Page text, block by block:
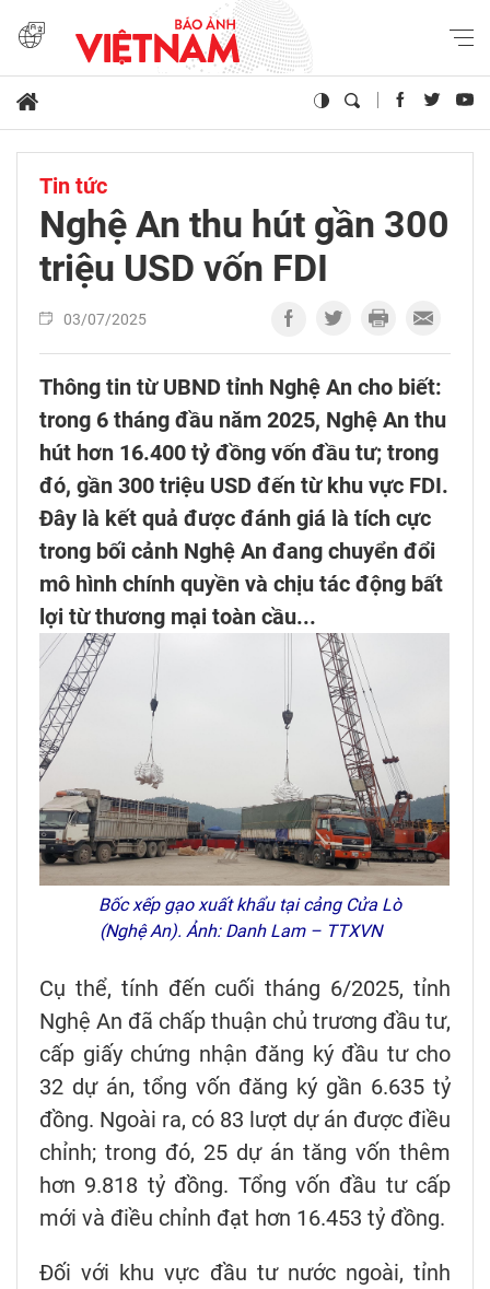
Tin tức
Nghệ An thu hút gần 300
triệu USD vốn FDI
03/07/2025
Thông tin từ UBND tỉnh Nghệ An cho biết:
trong 6 tháng đầu năm 2025, Nghệ An thu
hút hơn 16.400 tỷ đồng vốn đầu tư; trong
đó, gần 300 triệu USD đến từ khu vực FDI.
Đây là kết quả được đánh giá là tích cực
trong bối cảnh Nghệ An đang chuyển đổi
mô hình chính quyền và chịu tác động bất
lợi từ thương mại toàn cầu...
Bốc xếp gạo xuất khẩu tại cảng Cửa Lò
(Nghệ An). Ảnh: Danh Lam – TTXVN
Cụ thể, tính đến cuối tháng 6/2025, tỉnh
Nghệ An đã chấp thuận chủ trương đầu tư,
cấp giấy chứng nhận đăng ký đầu tư cho
32 dự án, tổng vốn đăng ký gần 6.635 tỷ
đồng. Ngoài ra, có 83 lượt dự án được điều
chỉnh; trong đó, 25 dự án tăng vốn thêm
hơn 9.818 tỷ đồng. Tổng vốn đầu tư cấp
mới và điều chỉnh đạt hơn 16.453 tỷ đồng.
Đối với khu vực đầu tư nước ngoài, tỉnh